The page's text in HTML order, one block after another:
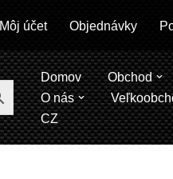
Môj účet Objednávky
Domov Obchod
O nás
CZ